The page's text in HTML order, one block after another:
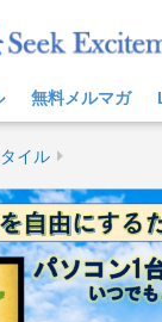
無料メルマガ
イル